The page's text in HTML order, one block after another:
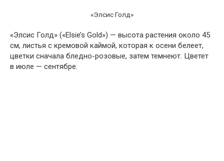
«Элсис Голд»
«Элсис Голд» («Elsie’s Gold») — высота растения около 45
см, листья с кремовой каймой, которая к осени белеет,
цветки сначала бледно-розовые, затем темнеют. Цветет
в июле — сентябре.